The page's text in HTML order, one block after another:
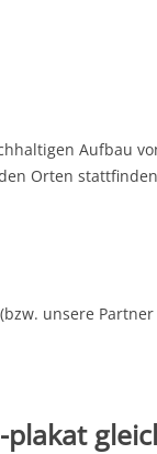
Aufbau
Orten
unsere